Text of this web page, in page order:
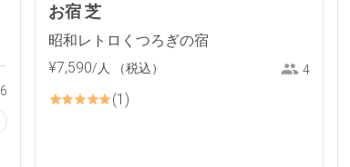
6
お宿 芝
昭和レトロくつろぎの宿
¥7,590/人 （税込） 4
1